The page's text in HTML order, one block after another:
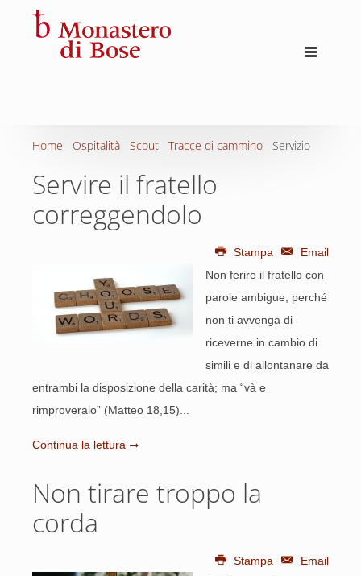
Home Ospitalità Scout Tracce di cammino Servizio
Servire il fratello
correggendolo
Stampa
Email
Non ferire il fratello con
parole ambigue, perché
non ti avvenga di
riceverne in cambio di
simili e di allontanare da
entrambi la disposizione della carità; ma “và e
rimproveralo” (Matteo 18,15)...
Continua la lettura
Non tirare troppo la
corda
Stampa
Email